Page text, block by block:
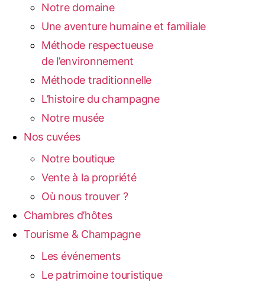
Notre domaine
Une aventure humaine et familiale
Méthode respectueuse
de l’environnement
Méthode traditionnelle
L’histoire du champagne
Notre musée
Nos cuvées
Notre boutique
Vente à la propriété
Où nous trouver ?
Chambres d’hôtes
Tourisme & Champagne
Les événements
Le patrimoine touristique